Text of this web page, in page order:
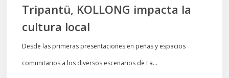
Tripantü, KOLLONG impacta la
cultura local
Desde las primeras presentaciones en peñas y espacios
comunitarios a los diversos escenarios de La…